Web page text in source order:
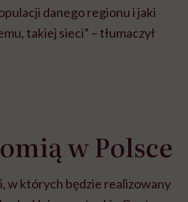
danego regionu i jaki
takiej sieci” – tłumaczył
w Polsce
w których będzie realizowany